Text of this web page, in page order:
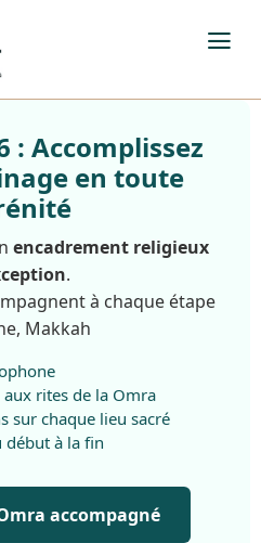
: Accomplissez
en toute
encadrement religieux
.
à chaque étape
Makkah
rites de la Omra
sur chaque lieu sacré
début à la fin
accompagné